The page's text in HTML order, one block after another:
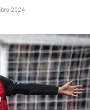
2024